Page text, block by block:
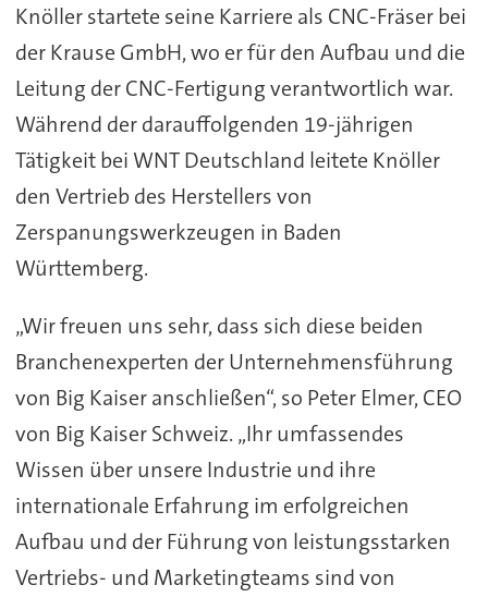
Knöller startete seine Karriere als CNC-Fräser bei
der Krause GmbH, wo er für den Aufbau und die
Leitung der CNC-Fertigung verantwortlich war.
Während der darauffolgenden 19-jährigen
Tätigkeit bei WNT Deutschland leitete Knöller
den Vertrieb des Herstellers von
Zerspanungswerkzeugen in Baden
Württemberg.
„Wir freuen uns sehr, dass sich diese beiden
Branchenexperten der Unternehmensführung
von Big Kaiser anschließen“, so Peter Elmer, CEO
von Big Kaiser Schweiz. „Ihr umfassendes
Wissen über unsere Industrie und ihre
internationale Erfahrung im erfolgreichen
Aufbau und der Führung von leistungsstarken
Vertriebs- und Marketingteams sind von